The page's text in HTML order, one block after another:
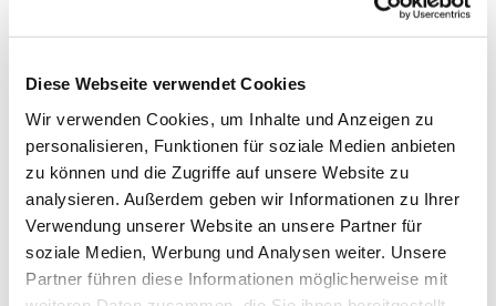
Diese Webseite verwendet Cookies
Wir verwenden Cookies, um Inhalte und Anzeigen zu
personalisieren, Funktionen für soziale Medien anbieten
zu können und die Zugriffe auf unsere Website zu
analysieren. Außerdem geben wir Informationen zu Ihrer
Verwendung unserer Website an unsere Partner für
soziale Medien, Werbung und Analysen weiter. Unsere
Partner führen diese Informationen möglicherweise mit
Familienfreizeit nach Baitz 19.-21.06.2026
Raus aus dem Alltag und rein in drei Tage Natur,
Gemeinschaft und Familienzeit!
Wald und Wiesen direkt vor der Tür sowie Schafe,
Ziegen, Kaninchen und Hühner sorgen für eine lebendige
Umgebung.
Zwischen Angeboten für Kinder und Erwachsene gibt es
viel Raum für Kreatives, Gespräche und neue Gedanken